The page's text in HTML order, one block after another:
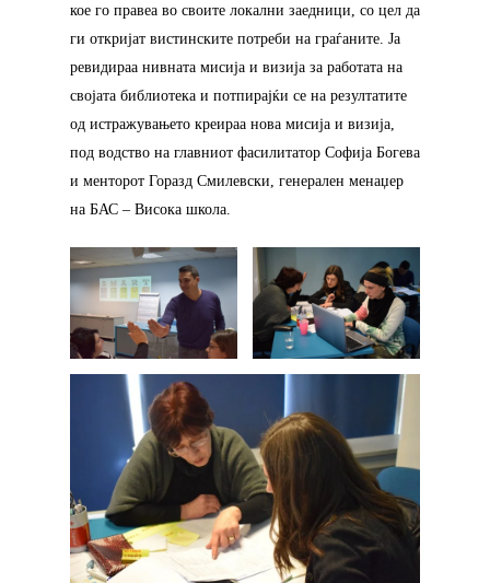
кое го правеа во своите локални заедници, со цел да
ги откријат вистинските потреби на граѓаните. Ја
ревидираа нивната мисија и визија за работата на
својата библиотека и потпирајќи се на резултатите
од истражувањето креираа нова мисија и визија,
под водство на главниот фасилитатор Софија Богева
и менторот Горазд Смилевски, генерален менаџер
на БАС – Висока школа.